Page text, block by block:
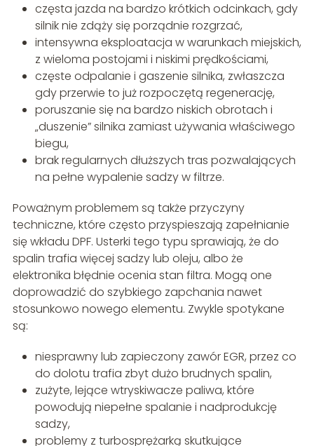
częsta jazda na bardzo krótkich odcinkach, gdy
silnik nie zdąży się porządnie rozgrzać,
intensywna eksploatacja w warunkach miejskich,
z wieloma postojami i niskimi prędkościami,
częste odpalanie i gaszenie silnika, zwłaszcza
gdy przerwie to już rozpoczętą regenerację,
poruszanie się na bardzo niskich obrotach i
„duszenie” silnika zamiast używania właściwego
biegu,
brak regularnych dłuższych tras pozwalających
na pełne wypalenie sadzy w filtrze.
Poważnym problemem są także przyczyny
techniczne, które często przyspieszają zapełnianie
się wkładu DPF. Usterki tego typu sprawiają, że do
spalin trafia więcej sadzy lub oleju, albo że
elektronika błędnie ocenia stan filtra. Mogą one
doprowadzić do szybkiego zapchania nawet
stosunkowo nowego elementu. Zwykle spotykane
są:
niesprawny lub zapieczony zawór EGR, przez co
do dolotu trafia zbyt dużo brudnych spalin,
zużyte, lejące wtryskiwacze paliwa, które
powodują niepełne spalanie i nadprodukcję
sadzy,
problemy z turbosprężarką skutkujące